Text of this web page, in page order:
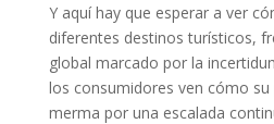
Y aquí hay que esperar a ver
diferentes destinos turísticos,
global marcado por la
los consumidores ven cómo
merma por una escalada